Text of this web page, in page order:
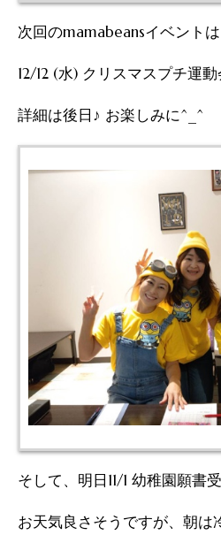
次回のmamabeansイベントは
12/12 (水) クリスマスプチ運
詳細は後日♪ お楽しみに^_^
そして、明日11/1 幼稚園願書
お天気良さそうですが、朝は